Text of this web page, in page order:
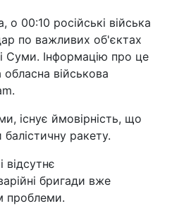
о 00:10 російські війська
по важливих об'єктах
Суми. Інформацію про це
військова
існує ймовірність, що
ракету.
відсутнє
бригади вже
проблеми.